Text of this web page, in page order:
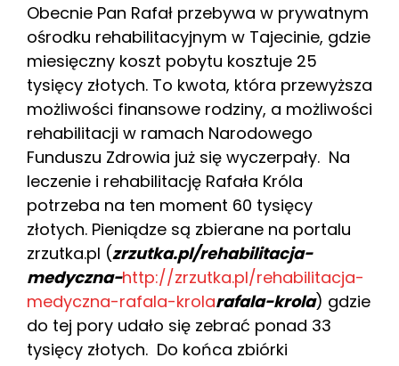
Obecnie Pan Rafał przebywa w prywatnym
ośrodku rehabilitacyjnym w Tajecinie, gdzie
miesięczny koszt pobytu kosztuje 25
tysięcy złotych. To kwota, która przewyższa
możliwości finansowe rodziny, a możliwości
rehabilitacji w ramach Narodowego
Funduszu Zdrowia już się wyczerpały. Na
leczenie i rehabilitację Rafała Króla
potrzeba na ten moment 60 tysięcy
złotych. Pieniądze są zbierane na portalu
zrzutka.pl (zrzutka.pl/rehabilitacja-
medyczna-http://zrzutka.pl/rehabilitacja-
medyczna-rafala-krolarafala-krola) gdzie
do tej pory udało się zebrać ponad 33
tysięcy złotych. Do końca zbiórki